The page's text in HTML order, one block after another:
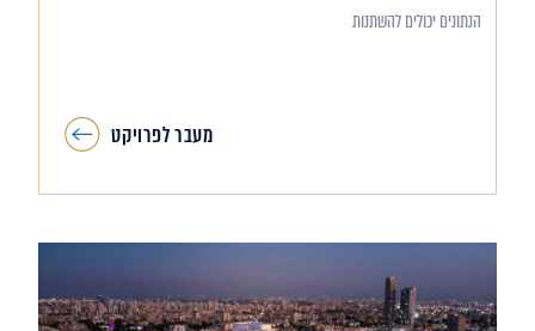
הנתונים יכולים להשתנות
מעבר לפרויקט